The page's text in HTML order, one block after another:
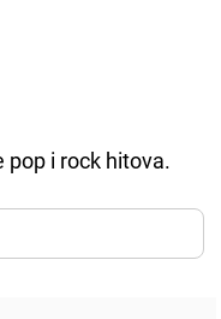
pop i rock hitova.